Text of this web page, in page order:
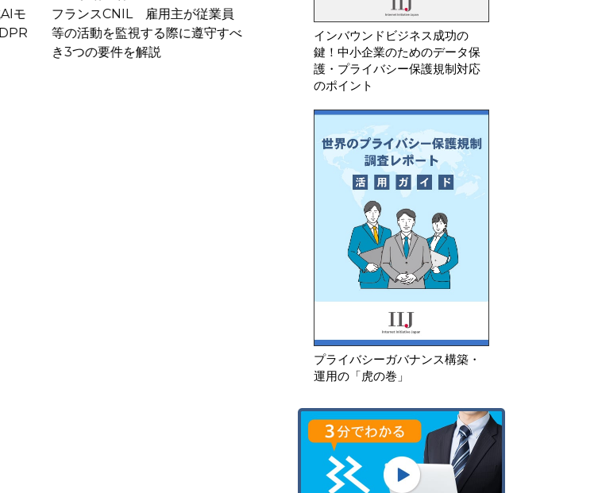
員
べ
【更新】欧州委 AI法透明性義務
のガイドライン案を公開
フランスCNIL 電子メールにお
けるトラッキングピクセルに関す
る指針のQ&…
インバウンドビジネス成功の
鍵！中小企業のためのデータ保
護・プライバシー保護規制対応
のポイント
プライバシーガバナンス構築・
運用の「虎の巻」